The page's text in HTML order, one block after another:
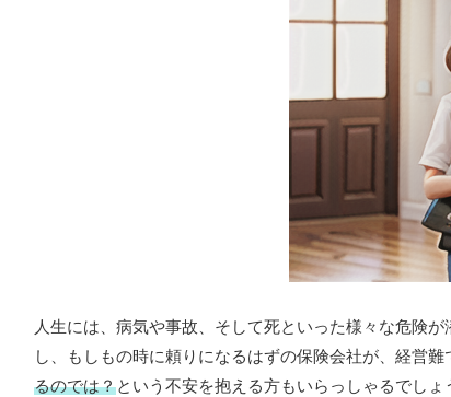
人生には、病気や事故、そして死といった様々な危険
し、もしもの時に頼りになるはずの保険会社が、経営
るのでは？という不安を抱える方もいらっしゃるでし